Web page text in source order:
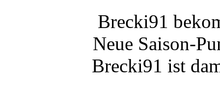
Brecki91
Neue Saison-
Brecki91 ist